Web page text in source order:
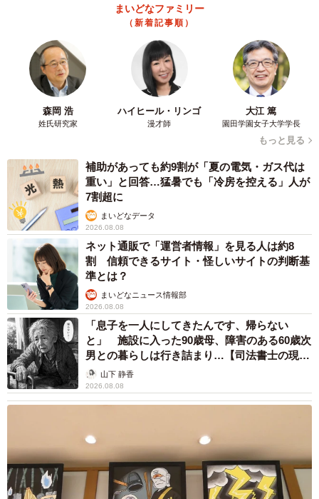
まいどなファミリー
（新着記事順）
森岡 浩
姓氏研究家
ハイヒール・リンゴ
漫才師
大江 篤
園田学園女子大学学長
もっと見る
補助があっても約9割が「夏の電気・ガス代は
重い」と回答…猛暑でも「冷房を控える」人が
7割超に
まいどなデータ
2026.08.08
ネット通販で「運営者情報」を見る人は約8
割 信頼できるサイト・怪しいサイトの判断基
準とは？
まいどなニュース情報部
2026.08.08
「息子を一人にしてきたんです、帰らない
と」 施設に入った90歳母、障害のある60歳次
男との暮らしは行き詰まり…【司法書士の現場
から】山下 静香
2026.08.08